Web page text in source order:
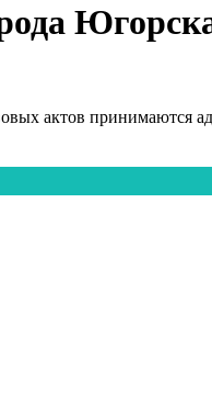
актов принимаются